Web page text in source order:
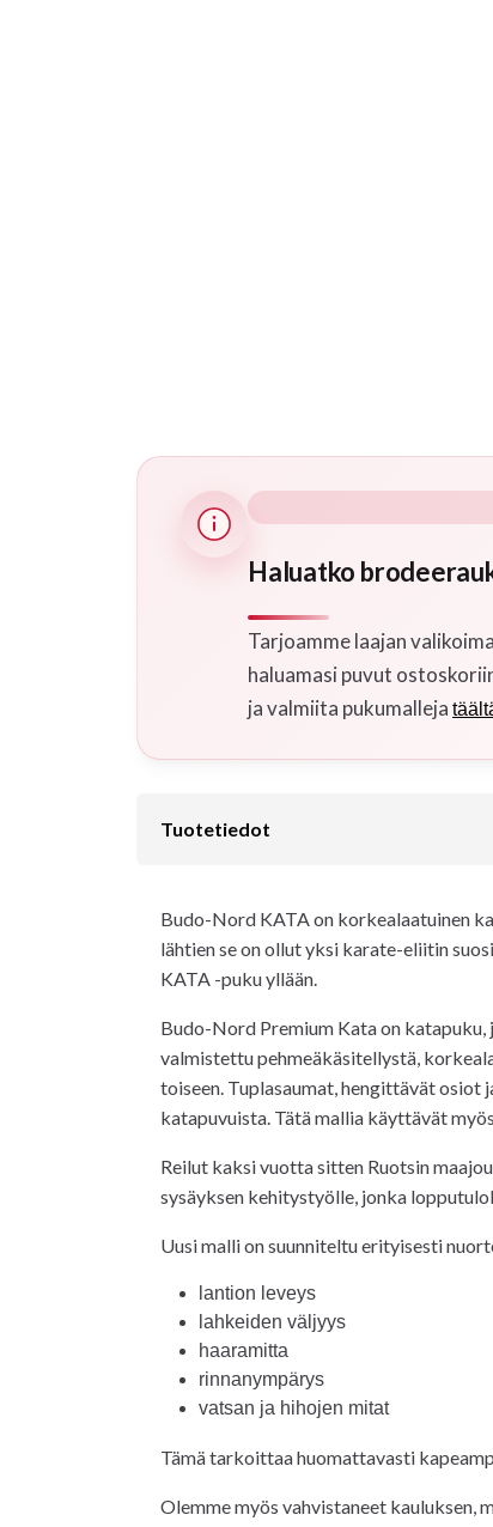
Haluatko
Tarjoamme laajan
haluamasi puvut
ja valmiita pukumalleja
Tuotetiedot
Budo-Nord KATA on korkealaatuinen
lähtien se on ollut yksi karate-eliitin
KATA -puku yllään.
Budo-Nord Premium Kata on
valmistettu pehmeäkäsitellystä,
toiseen. Tuplasaumat, hengittävät osiot
katapuvuista. Tätä mallia käyttävät
Reilut kaksi vuotta sitten Ruotsin
sysäyksen kehitystyölle, jonka
Uusi malli on suunniteltu erityisesti
lantion leveys
lahkeiden väljyys
haaramitta
rinnanympärys
vatsan ja hihojen mitat
Tämä tarkoittaa huomattavasti
Olemme myös vahvistaneet kauluksen,